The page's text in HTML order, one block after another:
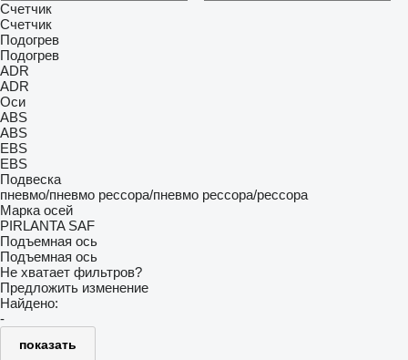
Счетчик
Счетчик
Подогрев
Подогрев
ADR
ADR
Оси
ABS
ABS
EBS
EBS
Подвеска
пневмо/пневмо рессора/пневмо рессора/рессора
Марка осей
PIRLANTA SAF
Подъемная ось
Подъемная ось
Не хватает фильтров?
Предложить изменение
Найдено:
-
показать